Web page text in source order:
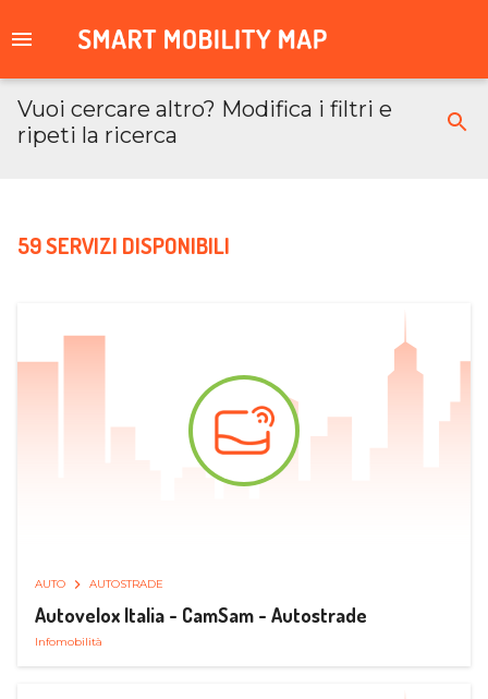
Vuoi cercare altro? Modifica i filtri e
ripeti la ricerca
59 SERVIZI DISPONIBILI
AUTO AUTOSTRADE
Autovelox Italia - CamSam - Autostrade
Infomobilità